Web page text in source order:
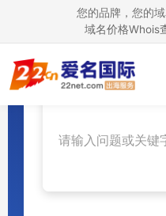
您的品牌，您的
域名价格Whois
帮